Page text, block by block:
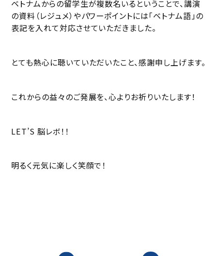
ベトナムからの留学生が複数名いるということで、講演
の資料（レジュメ）やパワーポイントには「ベトナム語」の
表記を入れて対応させていただきました。
とても熱心に聴いていただいたこと、感謝申し上げます。
これからの益々のご発展を、心よりお祈りいたします！
LET’S 脳レボ！！
明るく元気に楽しく笑顔で！